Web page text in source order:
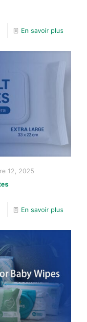
En savoir plus
12, 2025
En savoir plus